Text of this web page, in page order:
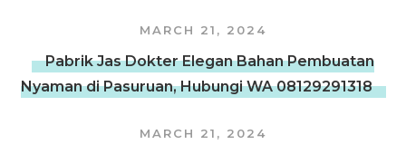
MARCH 21, 2024
Pabrik Jas Dokter Elegan Bahan Pembuatan
Nyaman di Pasuruan, Hubungi WA 08129291318
MARCH 21, 2024